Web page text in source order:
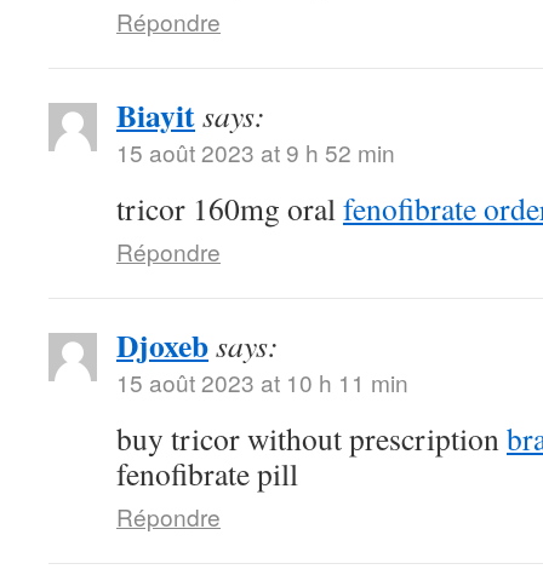
Répondre
Biayitsays:
15 août 2023 at 9 h 52 min
tricor 160mg oralfenofibrate
Répondre
Djoxebsays:
15 août 2023 at 10 h 11 min
buy tricor without prescription
fenofibrate pill
Répondre